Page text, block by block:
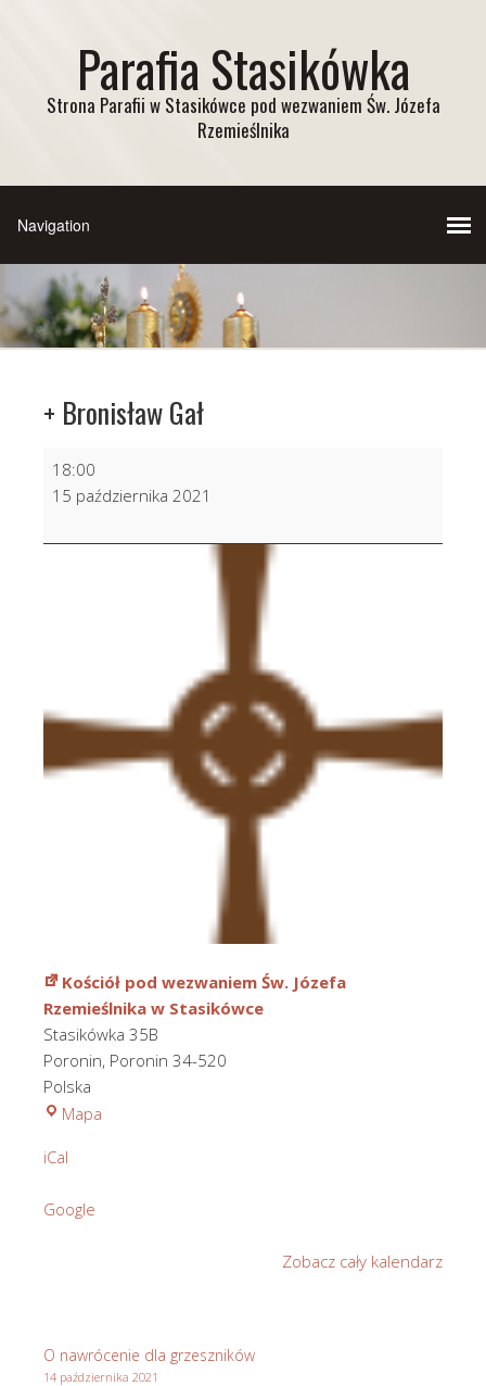
Parafia Stasikówka
Strona Parafii w Stasikówce pod wezwaniem Św. Józefa
Rzemieślnika
+ Bronisław Gał
Bronisław
18:00
15 października 2021
Kościół pod wezwaniem Św. Józefa
Rzemieślnika w Stasikówce
Stasikówka 35B
Poronin, Poronin 34-520
Polska
Mapa
iCal
Google
Zobacz cały kalendarz
O nawrócenie dla grzeszników
14 października 2021